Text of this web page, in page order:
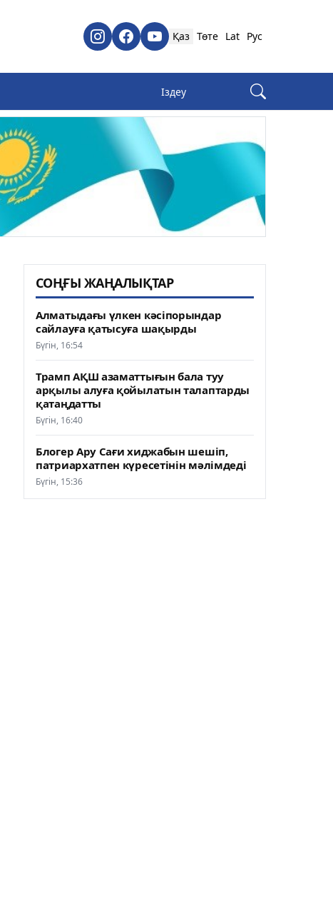
Қаз Төте Lat Рус
СОҢҒЫ ЖАҢАЛЫҚТАР
Алматыдағы үлкен кәсіпорындар
сайлауға қатысуға шақырды
Бүгін, 16:54
Трамп АҚШ азаматтығын бала туу
арқылы алуға қойылатын талаптарды
қатаңдатты
Бүгін, 16:40
Блогер Ару Сағи хиджабын шешіп,
патриархатпен күресетінін мәлімдеді
Бүгін, 15:36